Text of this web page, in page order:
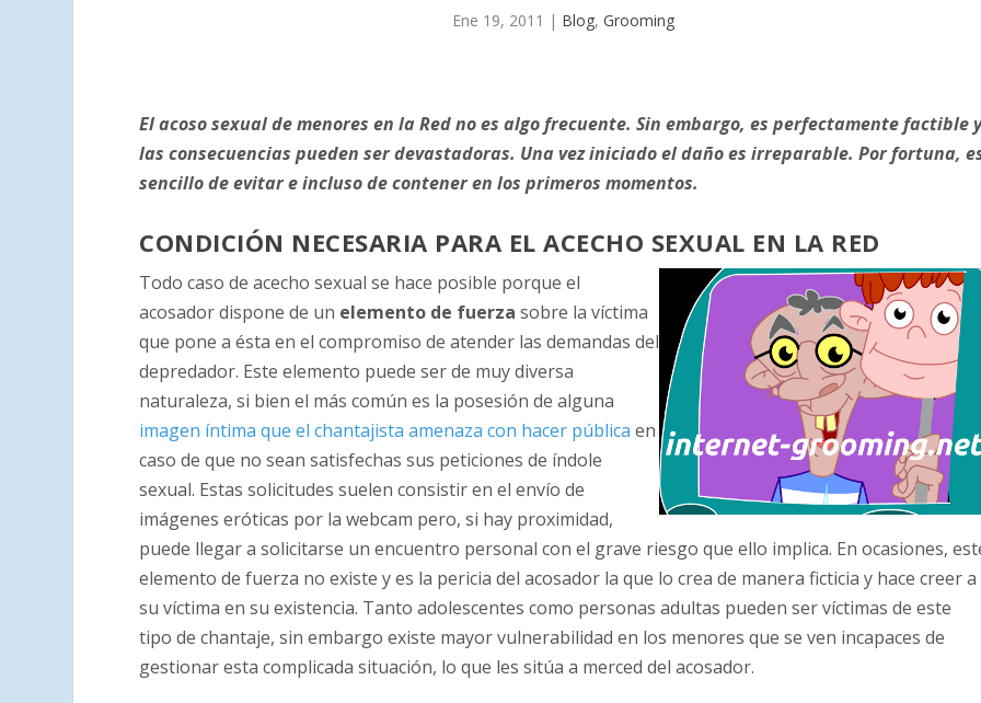
Ene 19, 2011 | Blog,Grooming
El acoso sexual de menores en la Red no es algo frecuente. Sin embargo, es perfectamente factible
las consecuencias pueden ser devastadoras. Una vez iniciado el daño es irreparable. Por fortuna,
sencillo de evitar e incluso de contener en los primeros momentos.
CONDICIÓN NECESARIA PARA EL ACECHO SEXUAL EN LA RED
Todo caso de acecho sexual se hace posible porque el
acosador dispone de un elemento de fuerza sobre la víctima
que pone a ésta en el compromiso de atender las demandas del
depredador. Este elemento puede ser de muy diversa
naturaleza, si bien el más común es la posesión de alguna
imagen íntima que el chantajista amenaza con hacer pública en
caso de que no sean satisfechas sus peticiones de índole
sexual. Estas solicitudes suelen consistir en el envío de
imágenes eróticas por la webcam pero, si hay proximidad,
puede llegar a solicitarse un encuentro personal con el grave riesgo que ello implica. En ocasiones,
elemento de fuerza no existe y es la pericia del acosador la que lo crea de manera ficticia y hace creer a
su víctima en su existencia. Tanto adolescentes como personas adultas pueden ser víctimas de este
tipo de chantaje, sin embargo existe mayor vulnerabilidad en los menores que se ven incapaces de
gestionar esta complicada situación, lo que les sitúa a merced del acosador.